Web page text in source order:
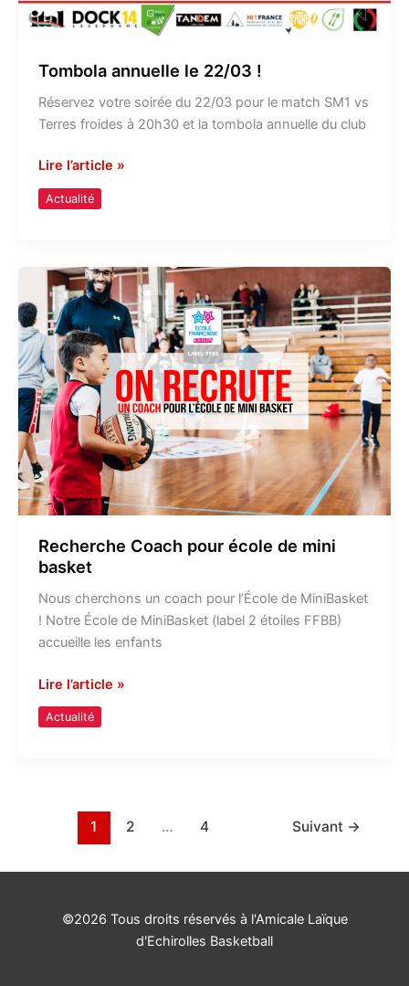
Tombola annuelle le 22/03 !
Réservez votre soirée du 22/03 pour le match SM1 vs
Terres froides à 20h30 et la tombola annuelle du club
Lire l’article »
Actualité
Recherche Coach pour école de mini
basket
Nous cherchons un coach pour l’École de MiniBasket
! Notre École de MiniBasket (label 2 étoiles FFBB)
accueille les enfants
Recherche
Coach
pour
école
de
mini
basket
Lire l’article »
Actualité
1 2 … 4 Suivant →
©2026 Tous droits réservés à l'Amicale Laïque
d'Echirolles Basketball